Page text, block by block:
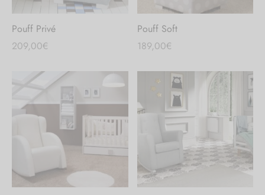
Pouff Privé
209,00€
Pouff Soft
189,00€